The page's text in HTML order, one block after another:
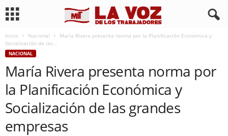
Inicio Nacional
María Rivera presenta norma por la Planificación Económica y
Socialización de las...
NACIONAL
María Rivera presenta norma por
la Planificación Económica y
Socialización de las grandes
empresas